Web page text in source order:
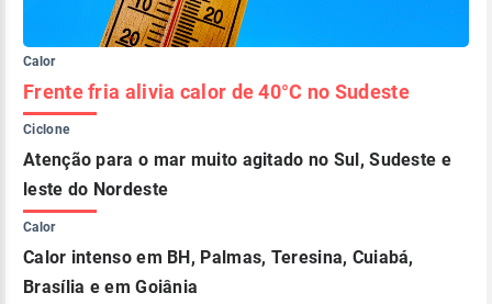
Calor
Frente fria alivia calor de 40°C no Sudeste
Ciclone
Atenção para o mar muito agitado no Sul, Sudeste e
leste do Nordeste
Calor
Calor intenso em BH, Palmas, Teresina, Cuiabá,
Brasília e em Goiânia